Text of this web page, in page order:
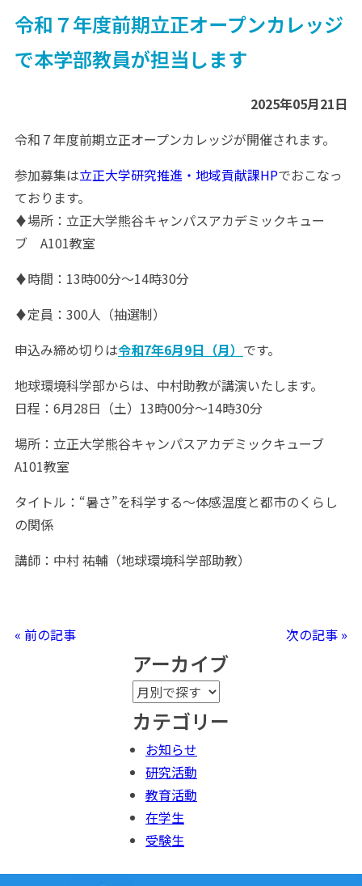
令和７年度前期立正オープンカレッジ
で本学部教員が担当します
2025年05月21日
令和７年度前期立正オープンカレッジが開催されます。
参加募集は立正大学研究推進・地域貢献課HPでおこなっ
ております。
♦場所：立正大学熊谷キャンパスアカデミックキュー
ブ A101教室
♦時間：13時00分～14時30分
♦定員：300人（抽選制）
申込み締め切りは令和7年6月9日（月） です。
地球環境科学部からは、中村助教が講演いたします。
日程：6月28日（土）13時00分～14時30分
場所：立正大学熊谷キャンパスアカデミックキューブ
A101教室
タイトル：“暑さ”を科学する〜体感温度と都市のくらし
の関係
講師：中村 祐輔（地球環境科学部助教）
« 前の記事 次の記事 »
アーカイブ
カテゴリー
お知らせ
研究活動
教育活動
在学生
受験生